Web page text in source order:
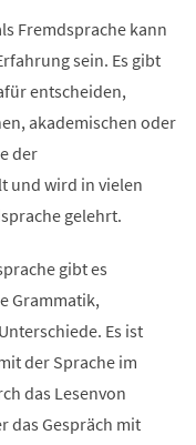
Fremdsprache kann
sein. Es gibt
entscheiden,
akademischen oder
der
und wird in vielen
gelehrt.
gibt es
Grammatik,
Es ist
der Sprache im
das Lesenvon
das Gespräch mit